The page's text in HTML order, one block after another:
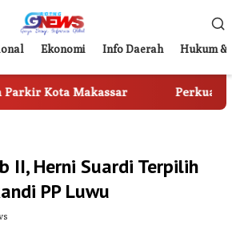
Ekonomi Info Daerah Hukum &
Perkuat Digitalisasi
II, Herni Suardi Terpilih
PP Luwu